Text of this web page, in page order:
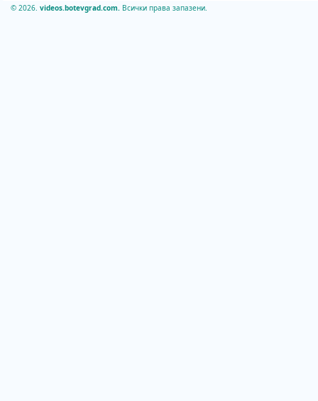
© 2026. videos.botevgrad.com. Всички права запазени.